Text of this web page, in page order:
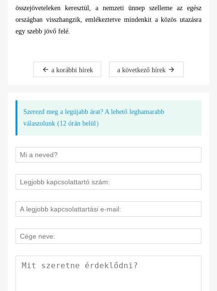
összejöveteleken keresztül, a nemzeti ünnep szelleme az egész
országban visszhangzik, emlékeztetve mindenkit a közös utazásra
egy szebb jövő felé.
a korábbi hírek a következő hírek
Szerezd meg a legújabb árat? A lehető leghamarabb
válaszolunk (12 órán belül）